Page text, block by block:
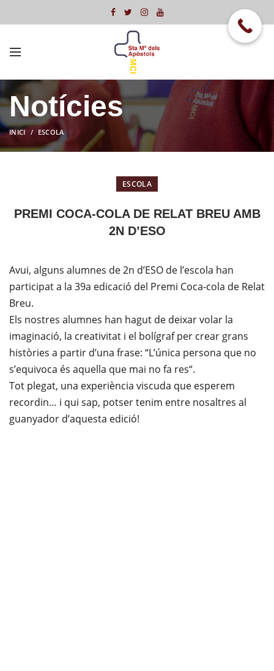
Notícies
INICI ESCOLA
ESCOLA
PREMI COCA-COLA DE RELAT BREU AMB
2N D’ESO
Avui, alguns alumnes de2n d’ESO de l’escola han
participat a la 39a edicació del Premi Coca-cola de Relat
Breu.
Els nostres alumnes han hagut de deixar volar la
imaginació, la creativitat i el bolígraf per crear grans
històries a partir d’una frase: “L’única persona que no
s’equivoca és aquella que mai no fa res“.
Tot plegat, una experiència viscuda que esperem
recordin… i qui sap, potser tenim entre nosaltres al
guanyador d’aquesta edició!